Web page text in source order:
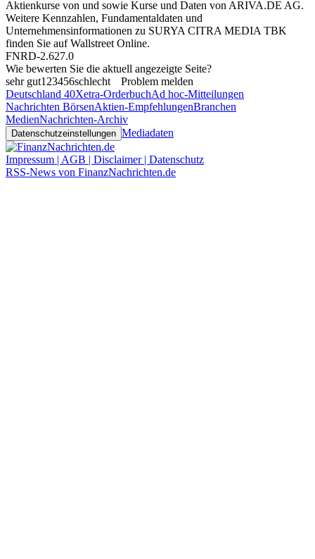
Aktienkurse von und sowie Kurse und Daten von ARIVA.DE AG.
Weitere Kennzahlen, Fundamentaldaten und
Unternehmensinformationen zu SURYA CITRA MEDIA TBK
finden Sie aufWallstreet Online.
FNRD-2.627.0
Wie bewerten Sie die aktuell angezeigte Seite?
sehr gut1 23456schlecht
Problem melden
Deutschland 40Xetra-OrderbuchAd hoc-Mitteilungen
Nachrichten BörsenAktien-EmpfehlungenBranchen
MedienNachrichten-Archiv
Datenschutzeinstellungen Mediadaten
Impressum | AGB | Disclaimer | Datenschutz
RSS-News von FinanzNachrichten.de